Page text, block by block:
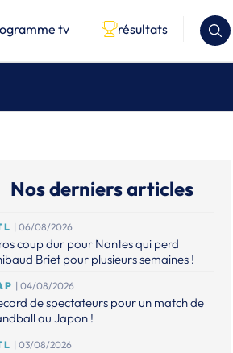
tv résultats
Nos derniers articles
| 06/08/2026
coup dur pour Nantes qui perd
Briet pour plusieurs semaines !
| 04/08/2026
de spectateurs pour un match de
au Japon !
| 03/08/2026